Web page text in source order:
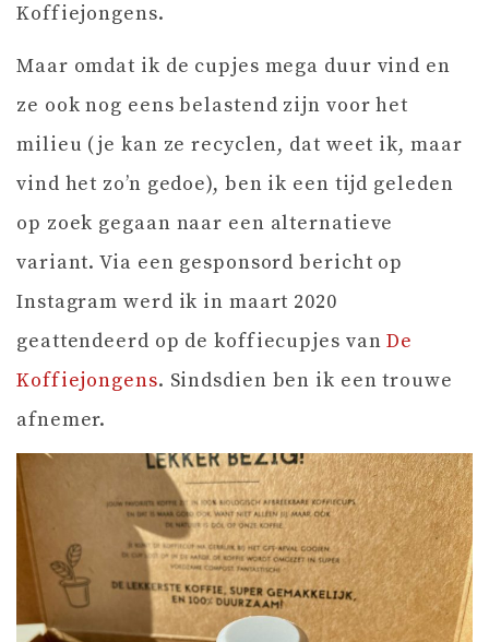
Koffiejongens.
Maar omdat ik de cupjes mega duur vind en
ze ook nog eens belastend zijn voor het
milieu (je kan ze recyclen, dat weet ik, maar
vind het zo’n gedoe), ben ik een tijd geleden
op zoek gegaan naar een alternatieve
variant. Via een gesponsord bericht op
Instagram werd ik in maart 2020
geattendeerd op de koffiecupjes vanDe
Koffiejongens. Sindsdien ben ik een trouwe
afnemer.